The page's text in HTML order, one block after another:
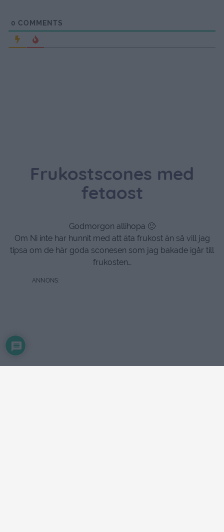
0 COMMENTS
Frukostscones med
fetaost
Godmorgon allihopa 🙂
Om Ni inte har hunnit med att äta frukost än så vill jag
tipsa om de här goda sconesen som jag bakade igår till
frukosten…